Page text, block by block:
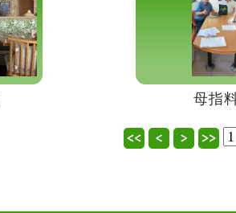
母指